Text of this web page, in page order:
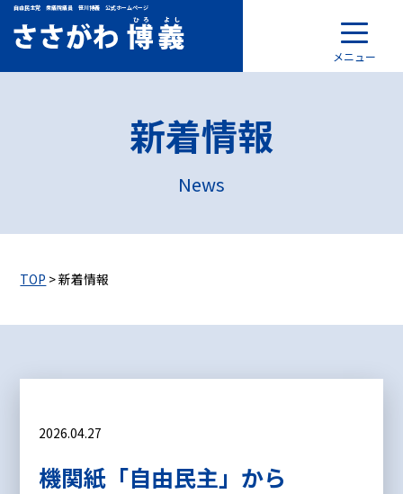
自由民主党 衆議院議員 笹川博義 公式ホームページ
メニュー
新着情報
News
TOP > 新着情報
2026.04.27
機関紙「自由民主」から